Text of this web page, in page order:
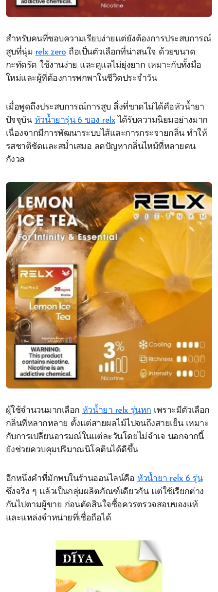
สำหรับคนที่ชอบความเรียบง่ายแต่ยังต้องการประสบการณ์
สูบที่นุ่ม relx zero ถือเป็นตัวเลือกที่น่าสนใจ ด้วยขนาด
กะทัดรัด ใช้งานง่าย และดูแลไม่ยุ่งยาก เหมาะกับทั้งมือ
ใหม่และผู้ที่ต้องการพกพาในชีวิตประจำวัน
เมื่อพูดถึงประสบการณ์การสูบ สิ่งที่ขาดไม่ได้คือหัวน้ำยา
ปัจจุบัน หัวน้ำยารุ่น 6 ของ relxได้รับความนิยมอย่างมาก
เนื่องจากมีการพัฒนาระบบไส้และการกระจายกลิ่น ทำให้
รสชาติชัดและสม่ำเสมอ ลดปัญหากลิ่นไหม้ที่หลายคน
กังวล
ผู้ใช้จำนวนมากเลือก หัวน้ำยา relx รุ่นหก เพราะมีตัวเลือก
กลิ่นที่หลากหลาย ตั้งแต่สายผลไม้ไปจนถึงสายเย็น เหมาะ
กับการเปลี่ยนอารมณ์ในแต่ละวันโดยไม่จำเจ นอกจากนี้
ยังช่วยควบคุมปริมาณนิโคตินได้ดีขึ้น
อีกหนึ่งคำที่มักพบในร้านออนไลน์คือ หัวน้ำยา relx 6 รุ่น
ซึ่งจริง ๆ แล้วเป็นกลุ่มผลิตภัณฑ์เดียวกัน แต่ใช้เรียกต่าง
กันไปตามผู้ขาย ก่อนตัดสินใจซื้อควรตรวจสอบของแท้
และแหล่งจำหน่ายที่เชื่อถือได้